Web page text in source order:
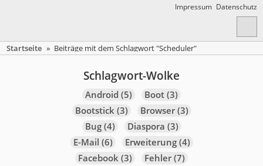
Impressum Datenschutz
Startseite » Beiträge mit dem Schlagwort "Scheduler"
Schlagwort-Wolke
Android (5) Boot(3)
Bootstick(3) Browser(3)
Bug(4) Diaspora (3)
E-Mail (6) Erweiterung(4)
Facebook(3) Fehler(7)